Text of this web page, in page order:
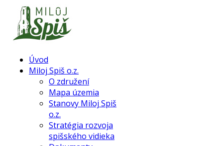
Úvod
Miloj Spiš o.z.
O združení
Mapa územia
Stanovy Miloj Spiš
o.z.
Stratégia rozvoja
spišského vidieka